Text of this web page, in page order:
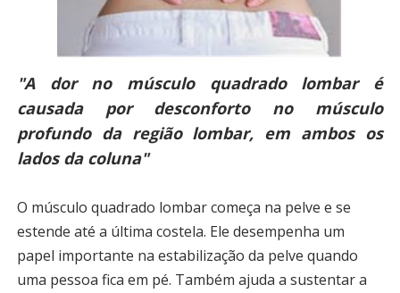
"A dor no músculo quadrado lombar é
causada por desconforto no músculo
profundo da região lombar, em ambos os
lados da coluna"
O músculo quadrado lombar começa na pelve e se
estende até a última costela. Ele desempenha um
papel importante na estabilização da pelve quando
uma pessoa fica em pé. Também ajuda a sustentar a